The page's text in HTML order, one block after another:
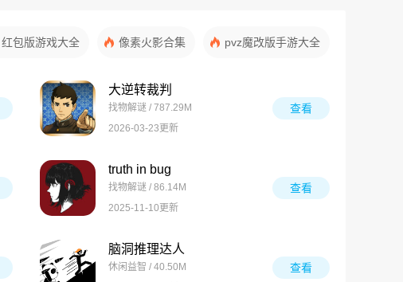
红包版游戏大全 像素火影合集 pvz魔改版手游大全
大逆转裁判
找物解谜 / 787.29M
2026-03-23更新
查看
truth in bug
找物解谜 / 86.14M
2025-11-10更新
查看
脑洞推理达人
休闲益智 / 40.50M
查看